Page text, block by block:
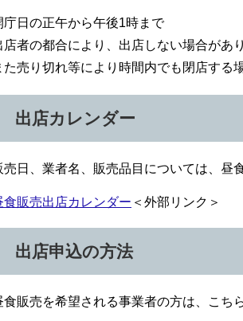
庁日の正午から午後1時まで
店者の都合により、出店しない場合があ
た売り切れ等により時間内でも閉店する
出店カレンダー
売日、業者名、販売品目については、昼
食販売出店カレンダー ＜外部リンク＞
出店申込の方法
食販売を希望される事業者の方は、こち